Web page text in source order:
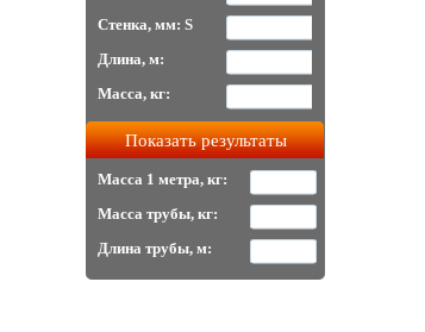
Стенка, мм: S
Длина, м:
Масса, кг:
Масса 1 метра, кг:
Масса трубы, кг:
Длина трубы, м: